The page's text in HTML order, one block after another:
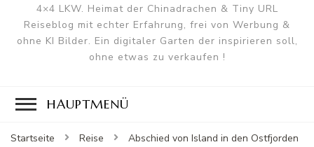
4×4 LKW. Heimat der Chinadrachen & Tiny URL
Reiseblog mit echter Erfahrung, frei von Werbung &
ohne KI Bilder. Ein digitaler Garten der inspirieren soll,
ohne etwas zu verkaufen !
HAUPTMENÜ
Startseite Reise
Abschied von Island in den Ostfjorden